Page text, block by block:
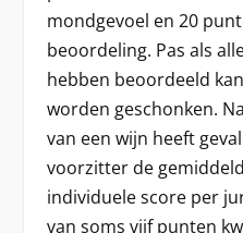
mondgevoel en 20
beoordeling. Pas als
hebben beoordeeld
worden geschonken.
van een wijn heeft
voorzitter de
individuele score per
van soms vijf punten